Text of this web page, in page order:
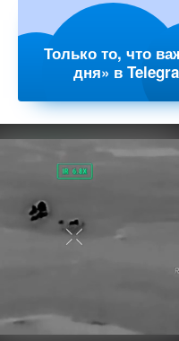
Только то, что
дня» в